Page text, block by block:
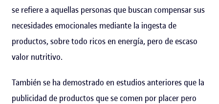
se refiere a aquellas personas que buscan compensar sus
necesidades emocionales mediante la ingesta de
productos, sobre todo ricos en energía, pero de escaso
valor nutritivo.
También se ha demostrado en estudios anteriores que la
publicidad de productos que se comen por placer pero